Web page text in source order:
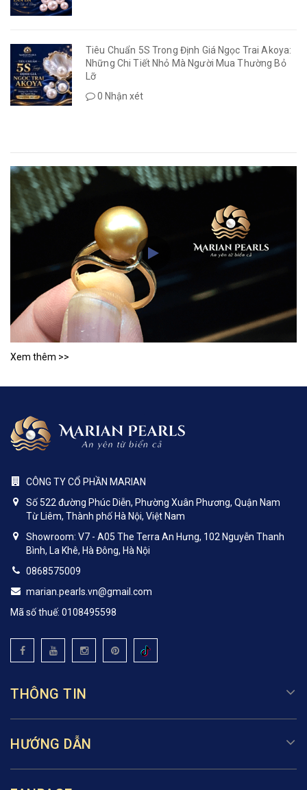
Tiêu Chuẩn 5S Trong Định Giá Ngọc Trai Akoya:
Những Chi Tiết Nhỏ Mà Người Mua Thường Bỏ
Lỡ
0 Nhận xét
Xem thêm >>
CÔNG TY CỔ PHẦN MARIAN
Số 522 đường Phúc Diễn, Phường Xuân Phương, Quận Nam
Từ Liêm, Thành phố Hà Nội, Việt Nam
Showroom: V7 - A05 The Terra An Hưng, 102 Nguyễn Thanh
Bình, La Khê, Hà Đông, Hà Nội
0868575009
marian.pearls.vn@gmail.com
Mã số thuế: 0108495598
THÔNG TIN
HƯỚNG DẪN